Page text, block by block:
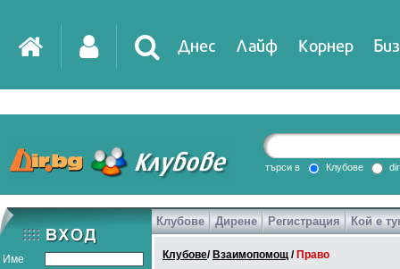
Днес Лайф Корнер
DirTV Impressio
Games
търси в Клубове
Име
Клубове Дирене Регистрация Кой е
Клубове/ Взаимопомощ / Право